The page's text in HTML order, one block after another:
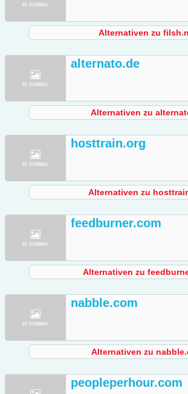
Alternativen zu
alternato.de
Alternativen zu
hosttrain.org
Alternativen zu
feedburner.com
Alternativen zu
nabble.com
Alternativen zu
peopleperhour.com